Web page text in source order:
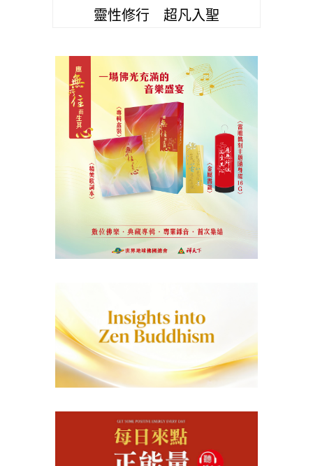
靈性修行 超凡入聖